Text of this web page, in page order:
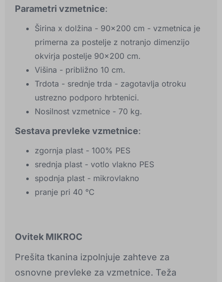
Parametri vzmetnice:
Širina x dolžina - 90x200 cm - vzmetnica je
primerna za postelje z notranjo dimenzijo
okvirja postelje 90x200 cm.
Višina - približno 10 cm.
Trdota - srednje trda - zagotavlja otroku
ustrezno podporo hrbtenici.
Nosilnost vzmetnice - 70 kg.
Sestava prevleke vzmetnice:
zgornja plast - 100% PES
srednja plast - votlo vlakno PES
spodnja plast - mikrovlakno
pranje pri 40 °C
Ovitek MIKROC
Prešita tkanina izpolnjuje zahteve za
osnovne prevleke za vzmetnice. Teža